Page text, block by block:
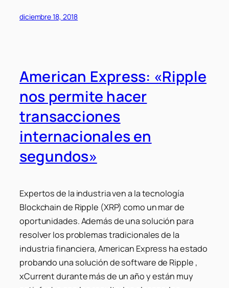
diciembre 18, 2018
American Express: «Ripple
nos permite hacer
transacciones
internacionales en
segundos»
Expertos de la industria ven a la tecnología
Blockchain de Ripple (XRP) como un mar de
oportunidades. Además de una solución para
resolver los problemas tradicionales de la
industria financiera, American Express ha estado
probando una solución de software de Ripple ,
xCurrent durante más de un año y están muy